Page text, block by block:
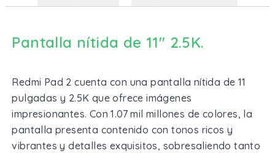
Pantalla nítida de 11" 2.5K.
Redmi Pad 2 cuenta con una pantalla nítida de 11
pulgadas y 2.5K que ofrece imágenes
impresionantes. Con 1.07 mil millones de colores, la
pantalla presenta contenido con tonos ricos y
vibrantes y detalles exquisitos, sobresaliendo tanto